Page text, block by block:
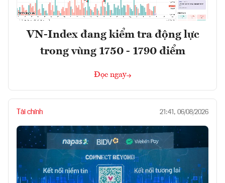
VN-Index đang kiểm tra động lực
trong vùng 1750 - 1790 điểm
Đọc ngay
Tài chính 21:41, 06/08/2026